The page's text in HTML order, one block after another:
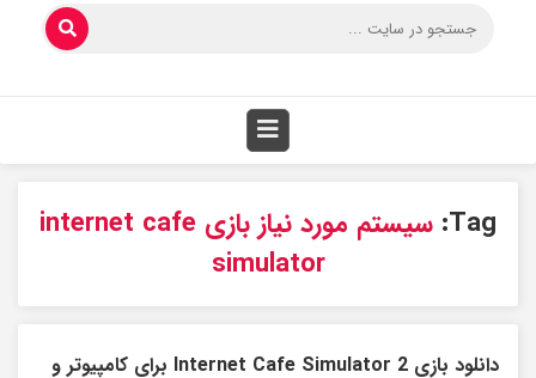
Tag:
سیستم مورد نیاز بازی internet cafe
simulator
دانلود بازی Internet Cafe Simulator 2 برای کامپیوتر و